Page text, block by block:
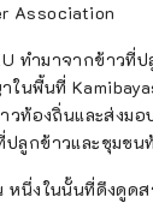
Association
ทำมาจากข้าวที่
นพื้นที่
าวท้องถิ่นและส่งม
ลูกข้าวและชุมชน
หนึ่งในนั้นที่ดึงดูดส